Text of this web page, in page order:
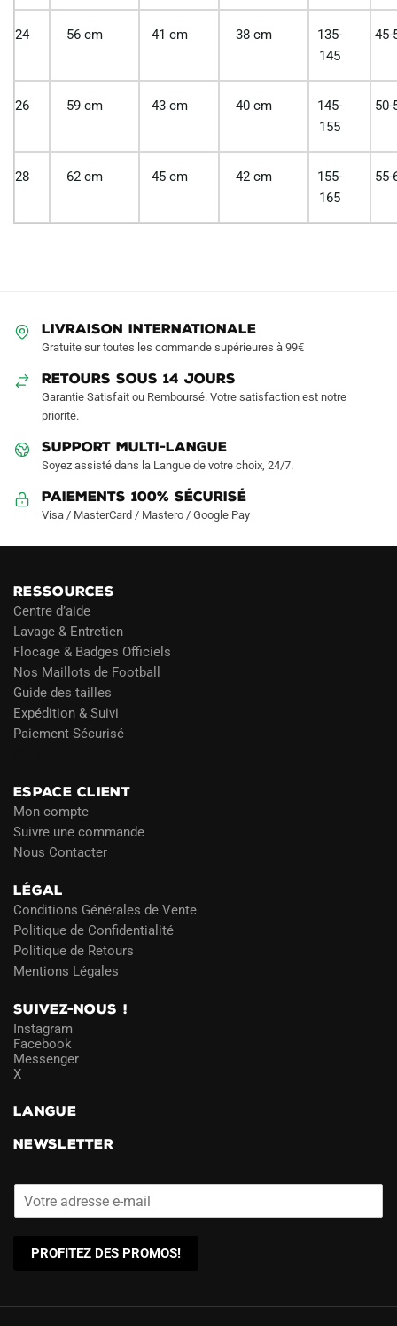
24 56 cm 41 cm 38 cm
135-
145
45-
26 59 cm 43 cm 40 cm
145-
155
50-
28 62 cm 45 cm 42 cm
155-
165
55-
LIVRAISON INTERNATIONALE
Gratuite sur toutes les commande supérieures à 99€
RETOURS SOUS 14 JOURS
Garantie Satisfait ou Remboursé. Votre satisfaction est notre
priorité.
SUPPORT MULTI-LANGUE
Soyez assisté dans la Langue de votre choix, 24/7.
Paiements 100% Sécurisé
Visa / MasterCard / Mastero / Google Pay
RESSOURCES
Centre d’aide
Lavage & Entretien
Flocage & Badges Officiels
Nos Maillots de Football
Guide des tailles
Expédition & Suivi
Paiement Sécurisé
ESPACE CLIENT
Mon compte
Suivre une commande
Nous Contacter
LÉGAL
Conditions Générales de Vente
Politique de Confidentialité
Politique de Retours
Mentions Légales
SUIVEZ-NOUS !
Instagram
Facebook
Messenger
X
LANGUE
NEWSLETTER
PROFITEZ DES PROMOS!